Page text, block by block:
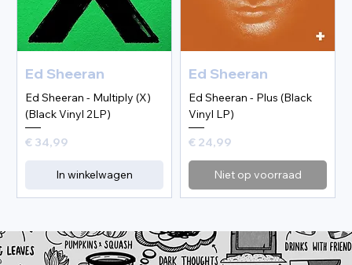
Ed Sheeran
Ed Sheeran - Multiply (X)
(Black Vinyl 2LP)
Prijs
€ 34,99
In winkelwagen
Ed Sheeran
Ed Sheeran - Plus (Black
Vinyl LP)
Prijs
€ 24,99
Niet op voorraad